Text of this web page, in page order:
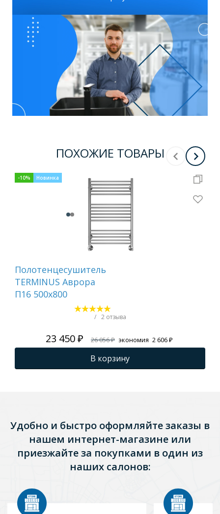
ПОХОЖИЕ ТОВАРЫ
Новинка
-10%
Полотенцесушитель
TERMINUS Аврора
П16 500х800
/ 2 отзыва
23 450 ₽ 26 056 ₽ экономия 2 606 ₽
В корзину
Удобно и быстро оформляйте заказы в
нашем интернет-магазине или
приезжайте за покупками в один из
наших салонов: